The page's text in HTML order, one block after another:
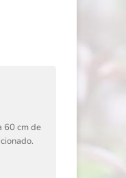
60 cm de